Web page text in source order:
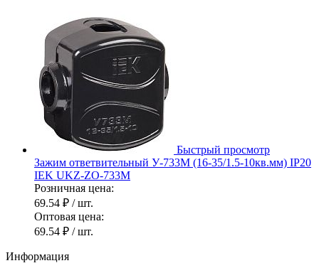
Быстрый просмотр
Зажим ответвительный У-733М (16-35/1.5-10кв.мм) IP20
IEK UKZ-ZO-733M
Розничная цена:
69.54 ₽ / шт.
Оптовая цена:
69.54 ₽ / шт.
Информация